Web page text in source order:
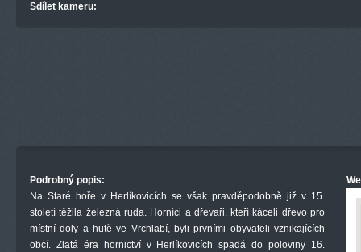
Sdílet kameru:
Podrobný popis:
Na Staré hoře v Herlíkovicích se však pravděpodobně již v 15.
století těžila železná ruda. Horníci a dřevaři, kteří káceli dřevo pro
místní doly a hutě ve Vrchlabí, byli prvními obyvateli vznikajících
obcí. Zlatá éra hornictví v Herlíkovicích spadá do poloviny 16.